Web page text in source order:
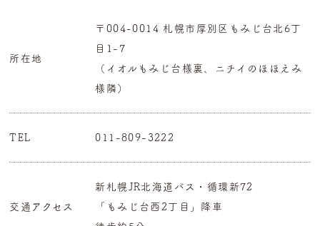
所在地
〒004-0014 札幌市厚別区もみじ台北6丁
目1-7
（イオルもみじ台様裏、ニチイのほほえみ
様隣）
TEL 011-809-3222
交通アクセス
新札幌JR北海道バス・循環新72
「もみじ台西2丁目」降車